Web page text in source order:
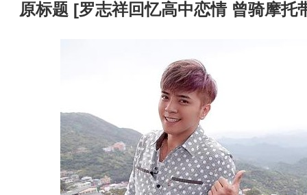
原标题 [罗志祥回忆高中恋情 曾骑摩托